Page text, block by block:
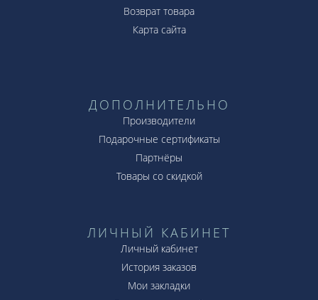
Возврат товара
Карта сайта
ДОПОЛНИТЕЛЬНО
Производители
Подарочные сертификаты
Партнёры
Товары со скидкой
ЛИЧНЫЙ КАБИНЕТ
Личный кабинет
История заказов
Мои закладки